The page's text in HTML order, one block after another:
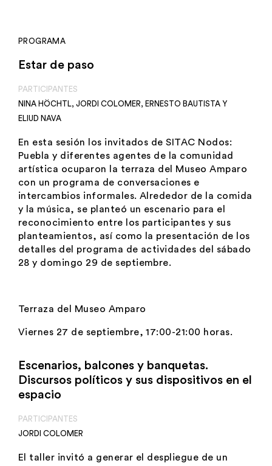
PROGRAMA
Estar de paso
PARTICIPANTES
NINA HÖCHTL, JORDI COLOMER, ERNESTO BAUTISTA Y
ELIUD NAVA
En esta sesión los invitados de SITAC Nodos:
Puebla y diferentes agentes de la comunidad
artística ocuparon la terraza del Museo Amparo
con un programa de conversaciones e
intercambios informales. Alrededor de la comida
y la música, se planteó un escenario para el
reconocimiento entre los participantes y sus
planteamientos, así como la presentación de los
detalles del programa de actividades del sábado
28 y domingo 29 de septiembre.
Terraza del Museo Amparo
Viernes 27 de septiembre, 17:00-21:00 horas.
Escenarios, balcones y banquetas.
Discursos políticos y sus dispositivos en el
espacio
PARTICIPANTES
JORDI COLOMER
El taller invitó a generar el despliegue de un